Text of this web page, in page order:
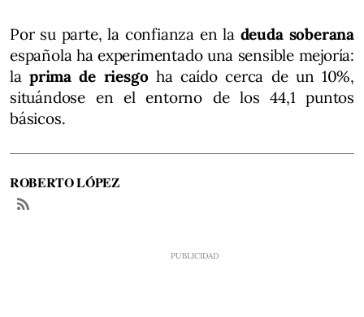
Por su parte, la confianza en ladeuda soberana
española ha experimentado una sensible mejoría:
laprima de riesgoha caído cerca de un 10%,
situándose en el entorno de los 44,1 puntos
básicos.
ROBERTO LÓPEZ